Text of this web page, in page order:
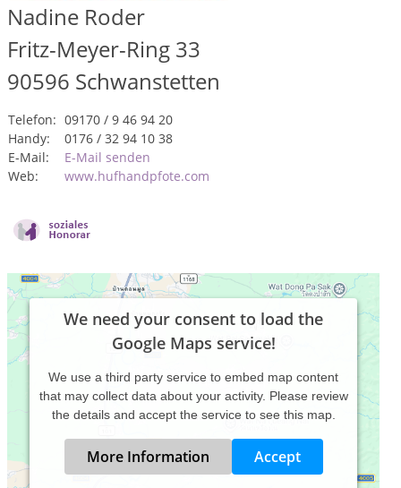
Nadine Roder
Fritz-Meyer-Ring 33
90596 Schwanstetten
Telefon: 09170 / 9 46 94 20
Handy:
0176 / 32 94 10 38
E-Mail:
E-Mail senden
Web:
www.hufhandpfote.com
We need your consent to load the
Google Maps service!
We use a third party service to embed map content
that may collect data about your activity. Please review
the details and accept the service to see this map.
More Information Accept